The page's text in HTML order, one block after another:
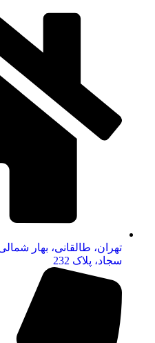
تهران، طالقانی، بهار
سجاد، پلاک 232